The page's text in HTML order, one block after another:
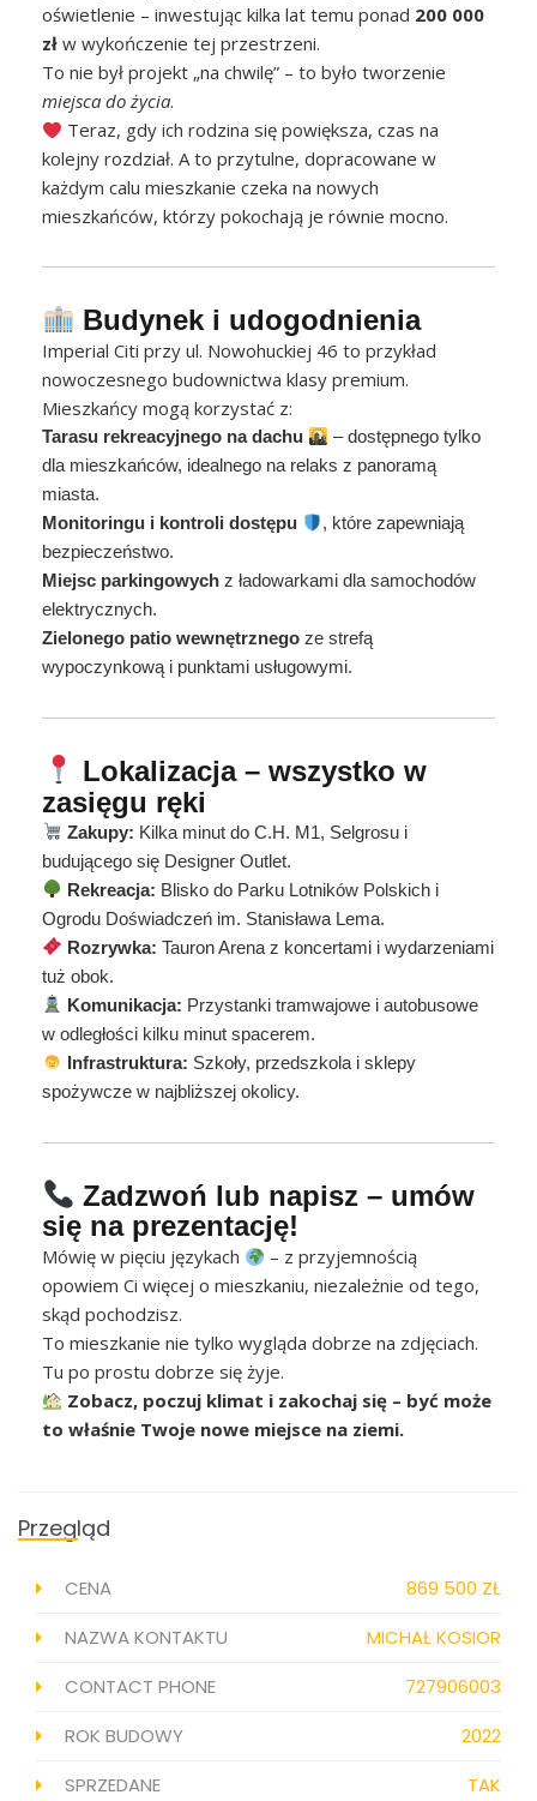
oświetlenie – inwestując kilka lat temu ponad 200 000
zł w wykończenie tej przestrzeni.
To nie był projekt „na chwilę” – to było tworzenie
miejsca do życia.
Teraz, gdy ich rodzina się powiększa, czas na
kolejny rozdział. A to przytulne, dopracowane w
każdym calu mieszkanie czeka na nowych
mieszkańców, którzy pokochają je równie mocno.
Budynek i udogodnienia
Imperial Citi przy ul. Nowohuckiej 46 to przykład
nowoczesnego budownictwa klasy premium.
Mieszkańcy mogą korzystać z:
Tarasu rekreacyjnego na dachu
– dostępnego tylko
dla mieszkańców, idealnego na relaks z panoramą
miasta.
Monitoringu i kontroli dostępu
, które zapewniają
bezpieczeństwo.
Miejsc parkingowych z ładowarkami dla samochodów
elektrycznych.
Zielonego patio wewnętrznego ze strefą
wypoczynkową i punktami usługowymi.
Lokalizacja – wszystko w
zasięgu ręki
Zakupy: Kilka minut do C.H. M1, Selgrosu i
budującego się Designer Outlet.
Rekreacja: Blisko do Parku Lotników Polskich i
Ogrodu Doświadczeń im. Stanisława Lema.
Rozrywka: Tauron Arena z koncertami i wydarzeniami
tuż obok.
Komunikacja: Przystanki tramwajowe i autobusowe
w odległości kilku minut spacerem.
Infrastruktura: Szkoły, przedszkola i sklepy
spożywcze w najbliższej okolicy.
Zadzwoń lub napisz – umów
się na prezentację!
Mówię w pięciu językach
– z przyjemnością
opowiem Ci więcej o mieszkaniu, niezależnie od tego,
skąd pochodzisz.
To mieszkanie nie tylko wygląda dobrze na zdjęciach.
Tu po prostu dobrze się żyje.
Zobacz, poczuj klimat i zakochaj się – być może
to właśnie Twoje nowe miejsce na ziemi.
Przegląd
CENA
869 500 ZŁ
NAZWA KONTAKTU
MICHAŁ KOSIOR
CONTACT PHONE
727906003
ROK BUDOWY
2022
SPRZEDANE
TAK